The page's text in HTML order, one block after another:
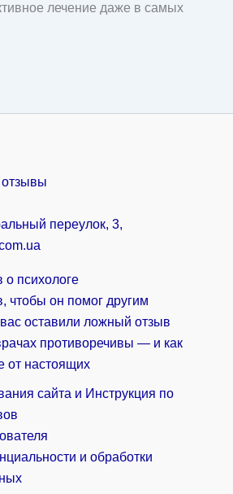
лечение даже в самых
переулок, 3,
о психологе
чтобы он помог другим
оставили ложный отзыв
противоречивы — и как
от настоящих
сайта и Инструкция по
и обработки